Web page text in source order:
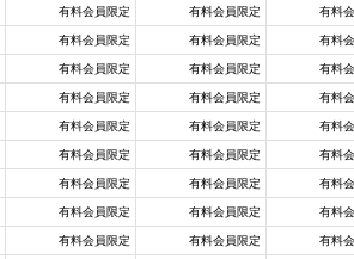
有料会員限定 有料会員限定
有料
有料会員限定 有料会員限定
有料
有料会員限定 有料会員限定
有料
有料会員限定 有料会員限定
有料
有料会員限定 有料会員限定
有料
有料会員限定 有料会員限定
有料
有料会員限定 有料会員限定
有料
有料会員限定 有料会員限定
有料
有料会員限定 有料会員限定
有料